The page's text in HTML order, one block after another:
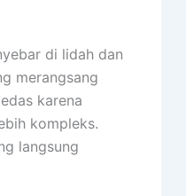
di lidah dan
merangsang
karena
kompleks.
langsung